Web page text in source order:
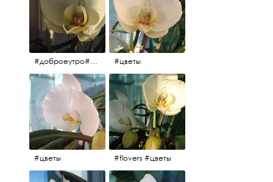
#доброеутро#май#солнце#цветы #майсолнцецветы #цветы
#цветы #flovers #цветы